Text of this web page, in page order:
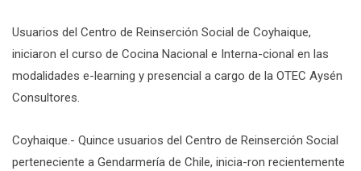
Usuarios del Centro de Reinserción Social de Coyhaique,
iniciaron el curso de Cocina Nacional e Interna-cional en las
modalidades e-learning y presencial a cargo de la OTEC Aysén
Consultores.
Coyhaique.- Quince usuarios del Centro de Reinserción Social
perteneciente a Gendarmería de Chile, inicia-ron recientemente